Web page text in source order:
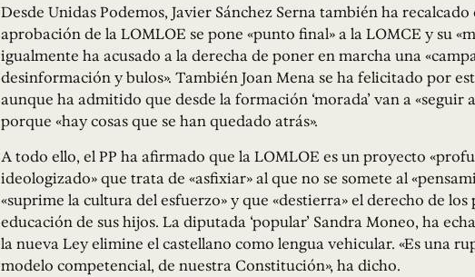
Desde Unidas Podemos, Javier Sánchez Serna también ha recalcado
aprobación de la LOMLOE se pone «punto final» a la LOMCE y su
igualmente ha acusado a la derecha de poner en marcha una
desinformación y bulos». También Joan Mena se ha felicitado por
aunque ha admitido que desde la formación ‘morada’ van a «seguir
porque «hay cosas que se han quedado atrás».
A todo ello, el PP ha afirmado que la LOMLOE es un proyecto
ideologizado» que trata de «asfixiar» al que no se somete al
«suprime la cultura del esfuerzo» y que «destierra» el derecho de los
educación de sus hijos. La diputada ‘popular’ Sandra Moneo, ha
la nueva Ley elimine el castellano como lengua vehicular. «Es una
modelo competencial, de nuestra Constitución», ha dicho.